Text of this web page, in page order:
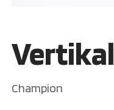
Champion